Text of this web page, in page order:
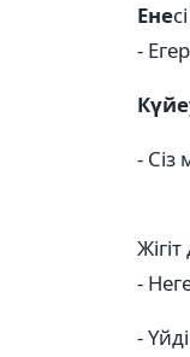
Ене
-
- Сіз
-
-